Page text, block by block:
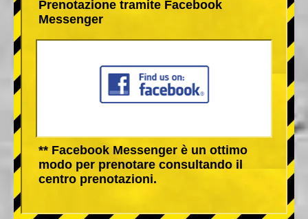
Prenotazione tramite Facebook
Messenger
** Facebook Messenger è un ottimo
modo per prenotare consultando il
centro prenotazioni.